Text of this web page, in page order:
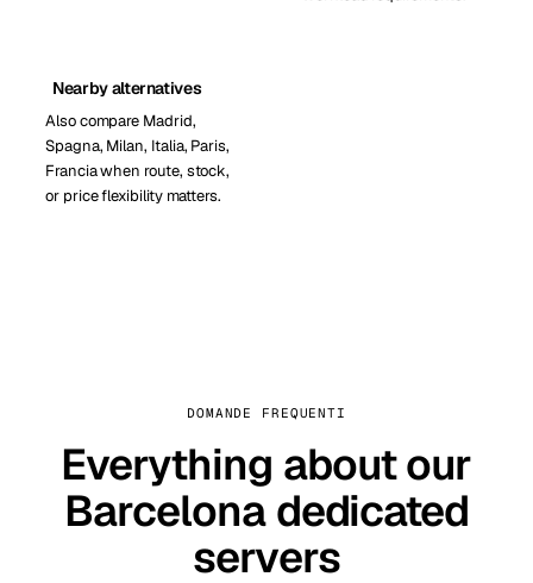
Nearby alternatives
Also compare Madrid,
Spagna, Milan, Italia, Paris,
Francia when route, stock,
or price flexibility matters.
DOMANDE FREQUENTI
Everything about our
Barcelona dedicated
servers